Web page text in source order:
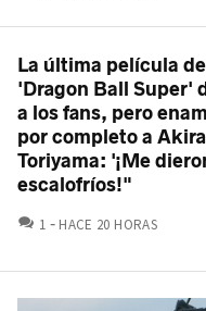
La última película de
'Dragon Ball Super'
a los fans, pero
por completo a Akira
Toriyama: '¡Me
escalofríos!"
1 COMENTARIOS
HACE 20 HORAS